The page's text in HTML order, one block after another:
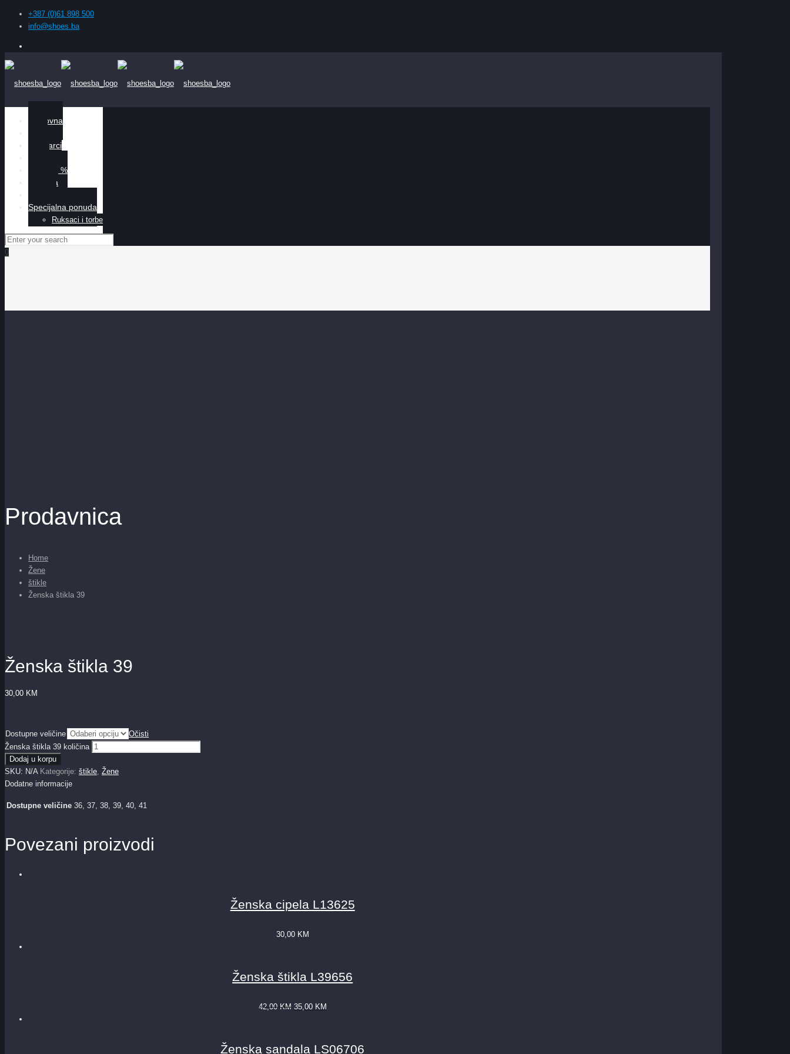
+387 (0)61 898 500
info@shoes.ba
Naslovna
Muškarci
Sniženo %
O nama
Specijalna ponuda
Ruksaci i torbe
0
Prodavnica
Home
Žene
štikle
Ženska štikla 39
Ženska štikla 39
30,00 KM
Dostupne veličine
Očisti
Ženska štikla 39 količina
Dodaj u korpu
SKU: N/A Kategorije: štikle, Žene
Dodatne informacije
Dostupne veličine 36, 37, 38, 39, 40, 41
Povezani proizvodi
Ženska cipela L13625
30,00 KM
Ženska štikla L39656
42,00 KM 35,00 KM
Ženska sandala LS06706